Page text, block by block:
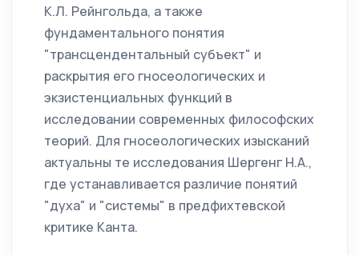
К.Л. Рейнгольда, а также
фундаментального понятия
"трансцендентальный субъект" и
раскрытия его гносеологических и
экзистенциальных функций в
исследовании современных философских
теорий. Для гносеологических изысканий
актуальны те исследования Шергенг Н.А.,
где устанавливается различие понятий
"духа" и "системы" в предфихтевской
критике Канта.